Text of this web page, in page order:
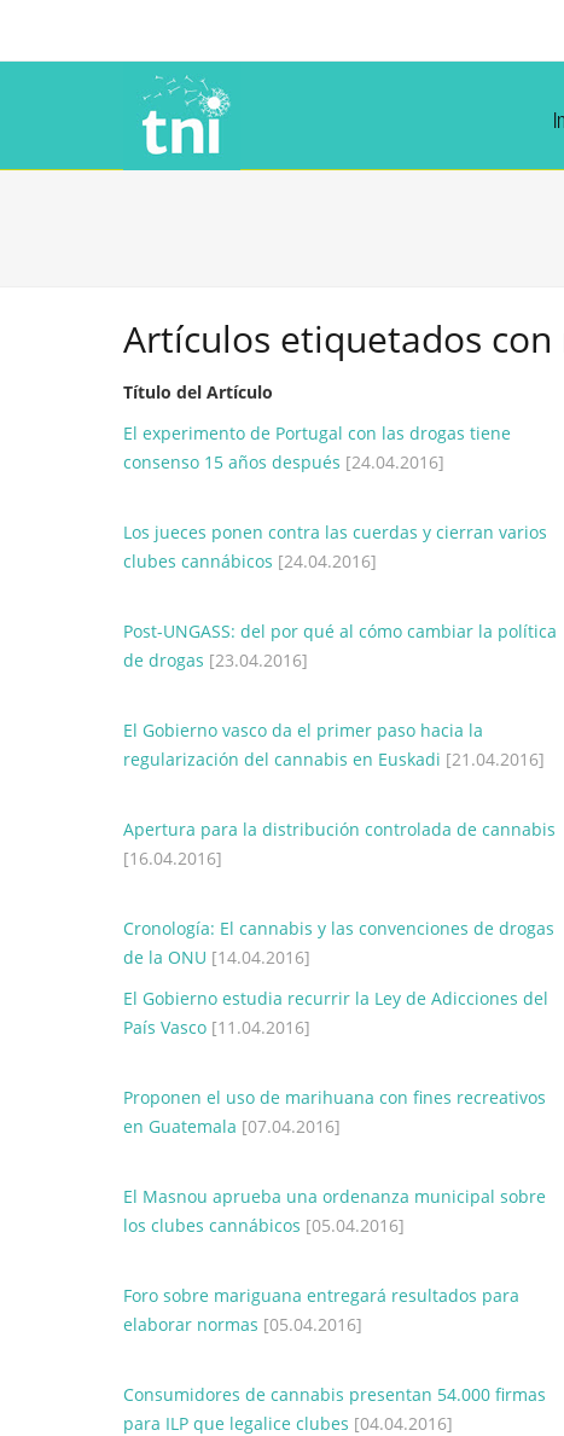
Artículos etiquetados con
Título del Artículo
El experimento de Portugal con las drogas tiene
consenso 15 años después [24.04.2016]
Los jueces ponen contra las cuerdas y cierran varios
clubes cannábicos [24.04.2016]
Post-UNGASS: del por qué al cómo cambiar la política
de drogas [23.04.2016]
El Gobierno vasco da el primer paso hacia la
regularización del cannabis en Euskadi [21.04.2016]
Apertura para la distribución controlada de cannabis
[16.04.2016]
Cronología: El cannabis y las convenciones de drogas
de la ONU [14.04.2016]
El Gobierno estudia recurrir la Ley de Adicciones del
País Vasco [11.04.2016]
Proponen el uso de marihuana con fines recreativos
en Guatemala [07.04.2016]
El Masnou aprueba una ordenanza municipal sobre
los clubes cannábicos [05.04.2016]
Foro sobre mariguana entregará resultados para
elaborar normas [05.04.2016]
Consumidores de cannabis presentan 54.000 firmas
para ILP que legalice clubes [04.04.2016]